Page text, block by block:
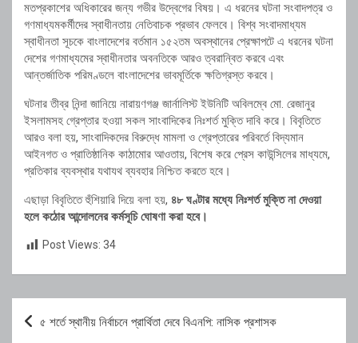
মতপ্রকাশের অধিকারের জন্য গভীর উদ্বেগের বিষয়। এ ধরনের ঘটনা সংবাদপত্র ও
গণমাধ্যমকর্মীদের স্বাধীনতায় নেতিবাচক প্রভাব ফেলবে। বিশ্ব সংবাদমাধ্যম
স্বাধীনতা সূচকে বাংলাদেশের বর্তমান ১৫২তম অবস্থানের প্রেক্ষাপটে এ ধরনের ঘটনা
দেশের গণমাধ্যমের স্বাধীনতার অবনতিকে আরও ত্বরান্বিত করবে এবং
আন্তর্জাতিক পরিমণ্ডলে বাংলাদেশের ভাবমূর্তিকে ক্ষতিগ্রস্ত করবে।
ঘটনার তীব্র নিন্দা জানিয়ে নারায়ণগঞ্জ জার্নালিস্ট ইউনিটি অবিলম্বে মো. রেজানুর
ইসলামসহ গ্রেপ্তার হওয়া সকল সাংবাদিকের নিঃশর্ত মুক্তি দাবি করে। বিবৃতিতে
আরও বলা হয়, সাংবাদিকদের বিরুদ্ধে মামলা ও গ্রেপ্তারের পরিবর্তে বিদ্যমান
আইনগত ও প্রাতিষ্ঠানিক কাঠামোর আওতায়, বিশেষ করে প্রেস কাউন্সিলের মাধ্যমে,
প্রতিকার ব্যবস্থার যথাযথ ব্যবহার নিশ্চিত করতে হবে।
এছাড়া বিবৃতিতে হুঁশিয়ারি দিয়ে বলা হয়, ৪৮ ঘণ্টার মধ্যে নিঃশর্ত মুক্তি না দেওয়া
হলে কঠোর আন্দোলনের কর্মসূচি ঘোষণা করা হবে।
Post Views: 34
Post
navigation
৫ শর্তে স্থানীয় নির্বাচনে প্রার্থিতা দেবে বিএনপি: নাসিক প্রশাসক